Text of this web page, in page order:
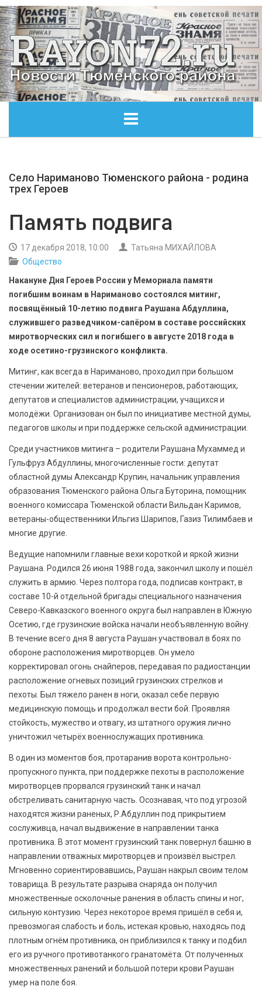
ОБЩЕСТВО
БЕЗОПАСНОСТЬ
СПОРТ
АРХИВ PDF
Село Нариманово Тюменского района - родина
трех Героев
Память подвига
17 декабря 2018, 10:00
Татьяна МИХАЙЛОВА
Общество
Накануне Дня Героев России у Мемориала памяти
погибшим воинам в Нариманово состоялся митинг,
посвящённый 10-летию подвига Раушана Абдуллина,
служившего разведчиком-сапёром в составе российских
миротворческих сил и погибшего в августе 2018 года в
ходе осетино-грузинского конфликта.
Митинг, как всегда в Нариманово, проходил при большом
стечении жителей: ветеранов и пенсионеров, работающих,
депутатов и специалистов администрации, учащихся и
молодёжи. Организован он был по инициативе местной думы,
педагогов школы и при поддержке сельской администрации.
Среди участников митинга – родители Раушана Мухаммед и
Гульфруз Абдуллины, многочисленные гости: депутат
областной думы Александр Крупин, начальник управления
образования Тюменского района Ольга Буторина, помощник
военного комиссара Тюменской области Вильдан Каримов,
ветераны-общественники Ильгиз Шарипов, Газиз Тилимбаев и
многие другие.
Ведущие напомнили главные вехи короткой и яркой жизни
Раушана. Родился 26 июня 1988 года, закончил школу и пошёл
служить в армию. Через полтора года, подписав контракт, в
составе 10-й отдельной бригады специального назначения
Северо-Кавказского военного округа был направлен в Южную
Осетию, где грузинские войска начали необъявленную войну.
В течение всего дня 8 августа Раушан участвовал в боях по
обороне расположения миротворцев. Он умело
корректировал огонь снайперов, передавая по радиостанции
расположение огневых позиций грузинских стрелков и
пехоты. Был тяжело ранен в ноги, оказал себе первую
медицинскую помощь и продолжал вести бой. Проявляя
стойкость, мужество и отвагу, из штатного оружия лично
уничтожил четырёх военнослужащих противника.
В один из моментов боя, протаранив ворота контрольно-
пропускного пункта, при поддержке пехоты в расположение
миротворцев прорвался грузинский танк и начал
обстреливать санитарную часть. Осознавая, что под угрозой
находятся жизни раненых, Р.Абдуллин под прикрытием
сослуживца, начал выдвижение в направлении танка
противника. В этот момент грузинский танк повернул башню в
направлении отважных миротворцев и произвёл выстрел.
Мгновенно сориентировавшись, Раушан накрыл своим телом
товарища. В результате разрыва снаряда он получил
множественные осколочные ранения в область спины и ног,
сильную контузию. Через некоторое время пришёл в себя и,
превозмогая слабость и боль, истекая кровью, находясь под
плотным огнём противника, он приблизился к танку и подбил
его из ручного противотанкого гранатомёта. От полученных
множественных ранений и большой потери крови Раушан
умер на поле боя.